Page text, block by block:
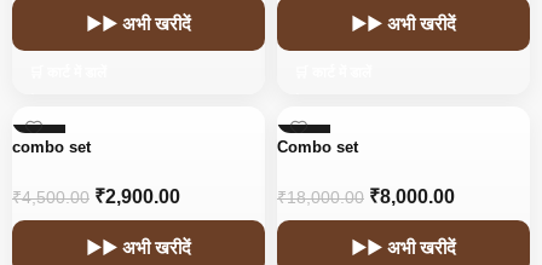
▶▶ अभी खरीदें ▶▶ अभी खरीदें
-36%
combo set
₹4,500.00 ₹2,900.00
▶▶ अभी खरीदें
-56%
Combo set
₹18,000.00 ₹8,000.00
▶▶ अभी खरीदें